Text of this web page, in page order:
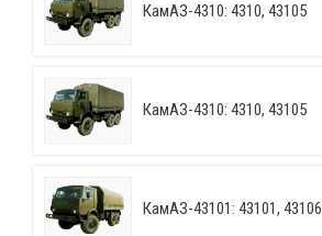
КамАЗ-4310: 4310, 43105
КамАЗ-4310: 4310, 43105
КамАЗ-43101: 43101, 43106